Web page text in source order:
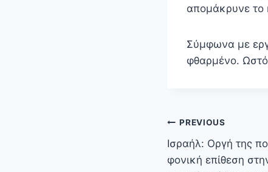
απομάκρυνε το
Σύμφωνα με
φθαρμένο.
Πλοήγηση
άρθρων
PREVIOUS
Ισραήλ: Οργή της
φονική επίθεση